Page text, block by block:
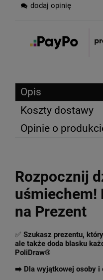
dodaj opinię
Opis
Koszty dostawy
Opinie o
Rozpocznij
uśmiechem!
na Prezent
✅ Szukasz prezentu,
ale także doda blasku
PoliDraw®
➡️ Dla wyjątkowej osoby i